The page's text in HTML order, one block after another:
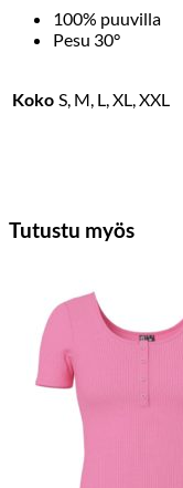
100% puuvilla
Pesu 30°
Koko S, M, L, XL, XXL
Tutustu myös